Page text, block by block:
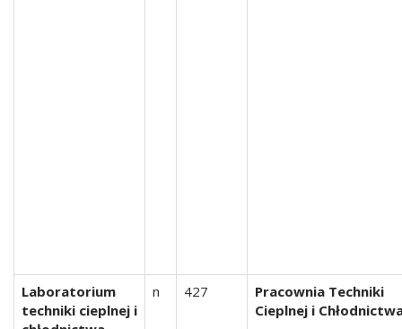
Laboratorium
techniki cieplnej i
n 427
Pracownia Techniki
Cieplnej i